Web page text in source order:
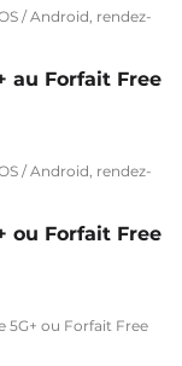
/ Android, rendez-
au Forfait Free
/ Android, rendez-
ou Forfait Free
5G+ ou Forfait Free